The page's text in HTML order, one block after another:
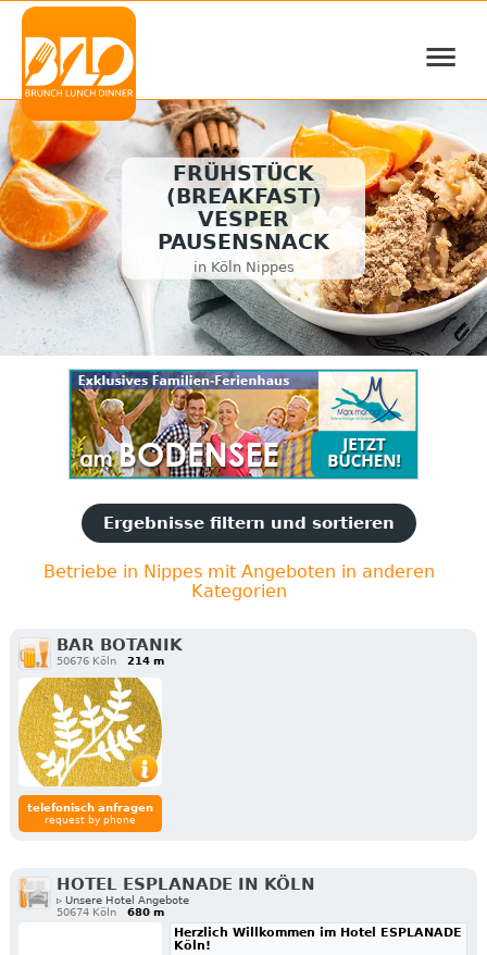
≡
FRÜHSTÜCK
(BREAKFAST)
VESPER
PAUSENSNACK
in Köln Nippes
Ergebnisse filtern und sortieren
Betriebe in Nippes mit Angeboten in anderen
Kategorien
BAR BOTANIK
50676 Köln 214 m
telefonisch anfragen
request by phone
HOTEL ESPLANADE IN KÖLN
▹ Unsere Hotel Angebote
50674 Köln
680 m
Herzlich Willkommen im Hotel ESPLANADE
Köln!